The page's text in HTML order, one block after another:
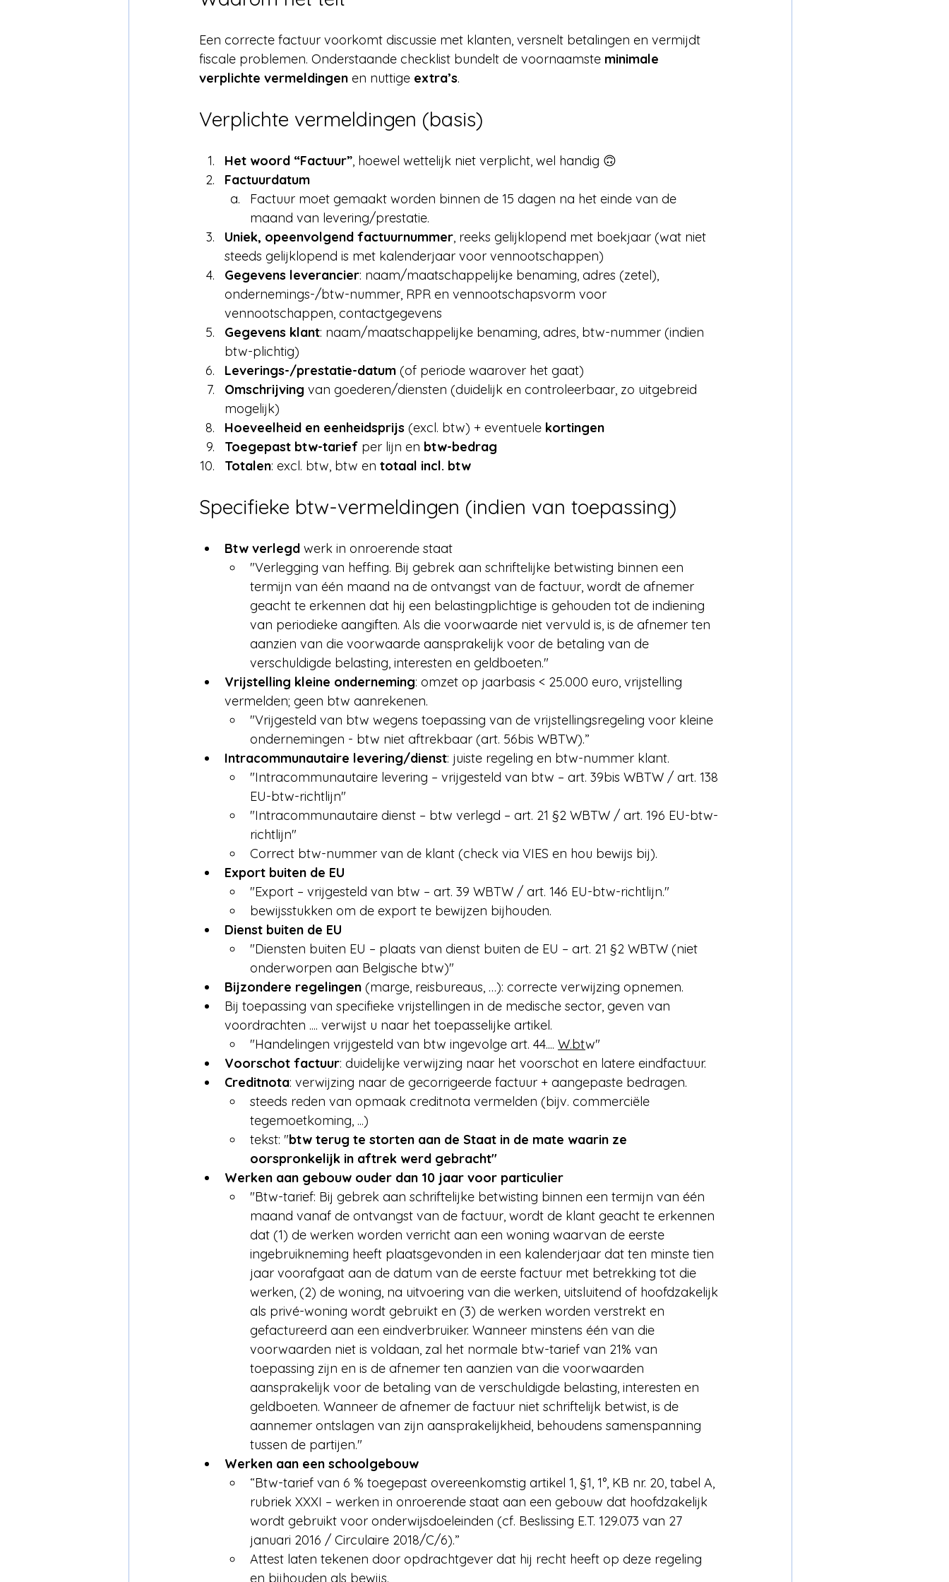
Een correcte factuur voorkomt discussie met klanten, versnelt betalingen en vermijdt
fiscale problemen. Onderstaande checklist bundelt de voornaamste minimale
verplichte vermeldingen en nuttige extra’s.
Verplichte vermeldingen (basis)
Het woord “Factuur”, hoewel wettelijk niet verplicht, wel handig 🙃
Factuurdatum
Factuur moet gemaakt worden binnen de 15 dagen na het einde van de
maand van levering/prestatie.
Uniek, opeenvolgend factuurnummer, reeks gelijklopend met boekjaar (wat niet
steeds gelijklopend is met kalenderjaar voor vennootschappen)
Gegevens leverancier: naam/maatschappelijke benaming, adres (zetel),
ondernemings-/btw-nummer, RPR en vennootschapsvorm voor
vennootschappen, contactgegevens
Gegevens klant: naam/maatschappelijke benaming, adres, btw-nummer (indien
btw-plichtig)
Leverings-/prestatie-datum (of periode waarover het gaat)
Omschrijving van goederen/diensten (duidelijk en controleerbaar, zo uitgebreid
mogelijk)
Hoeveelheid en eenheidsprijs (excl. btw) + eventuele kortingen
Toegepast btw-tarief per lijn en btw-bedrag
Totalen: excl. btw, btw en totaal incl. btw
Specifieke btw-vermeldingen (indien van toepassing)
Btw verlegd werk in onroerende staat
"Verlegging van heffing. Bij gebrek aan schriftelijke betwisting binnen een
termijn van één maand na de ontvangst van de factuur, wordt de afnemer
geacht te erkennen dat hij een belastingplichtige is gehouden tot de indiening
van periodieke aangiften. Als die voorwaarde niet vervuld is, is de afnemer ten
aanzien van die voorwaarde aansprakelijk voor de betaling van de
verschuldigde belasting, interesten en geldboeten."
Vrijstelling kleine onderneming: omzet op jaarbasis < 25.000 euro, vrijstelling
vermelden; geen btw aanrekenen.
"Vrijgesteld van btw wegens toepassing van de vrijstellingsregeling voor kleine
ondernemingen - btw niet aftrekbaar (art. 56bis WBTW).”
Intracommunautaire levering/dienst: juiste regeling en btw-nummer klant.
"Intracommunautaire levering – vrijgesteld van btw – art. 39bis WBTW / art. 138
EU-btw-richtlijn"
"Intracommunautaire dienst – btw verlegd – art. 21 §2 WBTW / art. 196 EU-btw-
richtlijn"
Correct btw-nummer van de klant (check via VIES en hou bewijs bij).
Export buiten de EU
"Export – vrijgesteld van btw – art. 39 WBTW / art. 146 EU-btw-richtlijn."
bewijsstukken om de export te bewijzen bijhouden.
Dienst buiten de EU
"Diensten buiten EU – plaats van dienst buiten de EU – art. 21 §2 WBTW (niet
onderworpen aan Belgische btw)"
Bijzondere regelingen (marge, reisbureaus, …): correcte verwijzing opnemen.
Bij toepassing van specifieke vrijstellingen in de medische sector, geven van
voordrachten .... verwijst u naar het toepasselijke artikel.
"Handelingen vrijgesteld van btw ingevolge art. 44.... W.btw"
Voorschot factuur: duidelijke verwijzing naar het voorschot en latere eindfactuur.
Creditnota: verwijzing naar de gecorrigeerde factuur + aangepaste bedragen.
steeds reden van opmaak creditnota vermelden (bijv. commerciële
tegemoetkoming, ...)
tekst: "btw terug te storten aan de Staat in de mate waarin ze
oorspronkelijk in aftrek werd gebracht''
Werken aan gebouw ouder dan 10 jaar voor particulier
"Btw-tarief: Bij gebrek aan schriftelijke betwisting binnen een termijn van één
maand vanaf de ontvangst van de factuur, wordt de klant geacht te erkennen
dat (1) de werken worden verricht aan een woning waarvan de eerste
ingebruikneming heeft plaatsgevonden in een kalenderjaar dat ten minste tien
jaar voorafgaat aan de datum van de eerste factuur met betrekking tot die
werken, (2) de woning, na uitvoering van die werken, uitsluitend of hoofdzakelijk
als privé-woning wordt gebruikt en (3) de werken worden verstrekt en
gefactureerd aan een eindverbruiker. Wanneer minstens één van die
voorwaarden niet is voldaan, zal het normale btw-tarief van 21% van
toepassing zijn en is de afnemer ten aanzien van die voorwaarden
aansprakelijk voor de betaling van de verschuldigde belasting, interesten en
geldboeten. Wanneer de afnemer de factuur niet schriftelijk betwist, is de
aannemer ontslagen van zijn aansprakelijkheid, behoudens samenspanning
tussen de partijen."
Werken aan een schoolgebouw
“Btw-tarief van 6 % toegepast overeenkomstig artikel 1, §1, 1°, KB nr. 20, tabel A,
rubriek XXXI – werken in onroerende staat aan een gebouw dat hoofdzakelijk
wordt gebruikt voor onderwijsdoeleinden (cf. Beslissing E.T. 129.073 van 27
januari 2016 / Circulaire 2018/C/6).”
Attest laten tekenen door opdrachtgever dat hij recht heeft op deze regeling
en bijhouden als bewijs.